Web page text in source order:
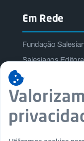
Em Rede
Fundação
Salesianos Editora
Família Salesiana
Missão Dom